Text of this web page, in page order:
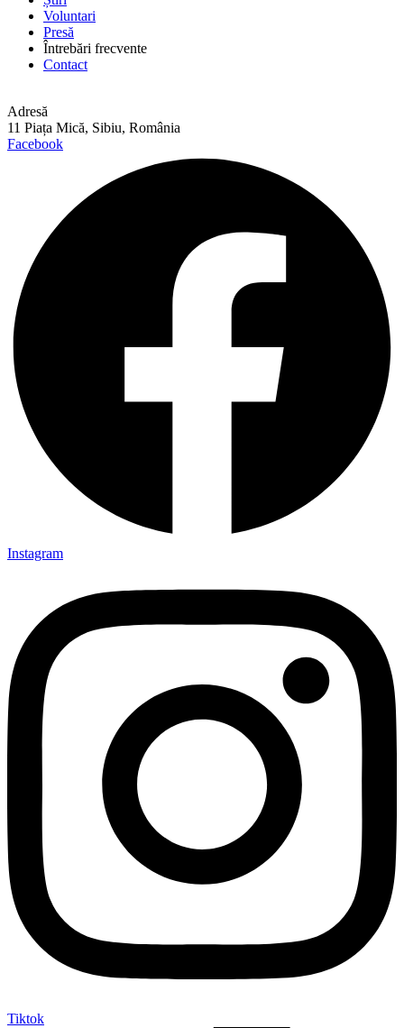
Voluntari
Presă
Întrebări frecvente
Contact
Adresă
11 Piața Mică, Sibiu, România
Facebook
Instagram
Tiktok